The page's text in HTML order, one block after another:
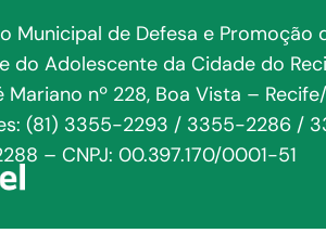
Municipal de Defesa e Promoção
do Adolescente da Cidade do
Mariano nº 228, Boa Vista –
(81) 3355-2293 / 3355-2286 /
– CNPJ: 00.397.170/0001-51